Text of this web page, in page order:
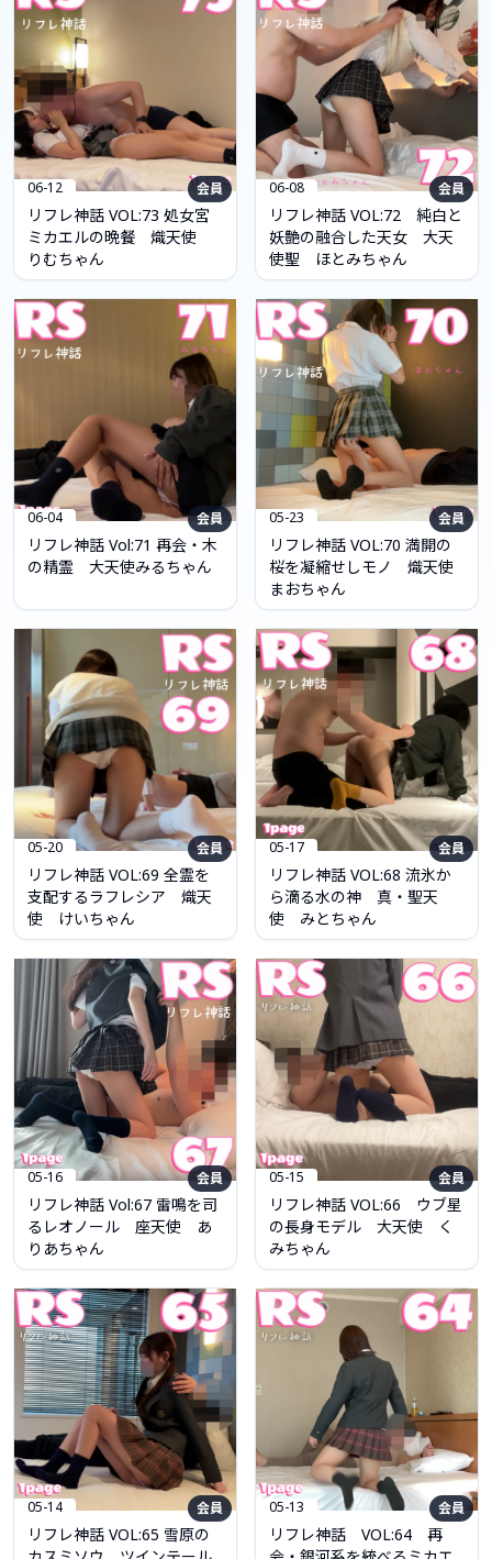
リフレ神話 VOL:73 処女宮
ミカエルの晩餐 熾天使
りむちゃん
会員
06-12
リフレ神話 VOL:72 純白と
妖艶の融合した天女 大天
使聖 ほとみちゃん
会員
06-08
リフレ神話 Vol:71 再会・木
の精霊 大天使みるちゃん
会員
06-04
リフレ神話 VOL:70 満開の
桜を凝縮せしモノ 熾天使
まおちゃん
会員
05-23
リフレ神話 VOL:69 全霊を
支配するラフレシア 熾天
使 けいちゃん
会員
05-20
リフレ神話 VOL:68 流氷か
ら滴る水の神 真・聖天
使 みとちゃん
会員
05-17
リフレ神話 Vol:67 雷鳴を司
るレオノール 座天使 あ
りあちゃん
会員
05-16
リフレ神話 VOL:66 ウブ星
の長身モデル 大天使 く
みちゃん
会員
05-15
リフレ神話 VOL:65 雪原の
会員
05-14
リフレ神話 VOL:64 再
会員
05-13